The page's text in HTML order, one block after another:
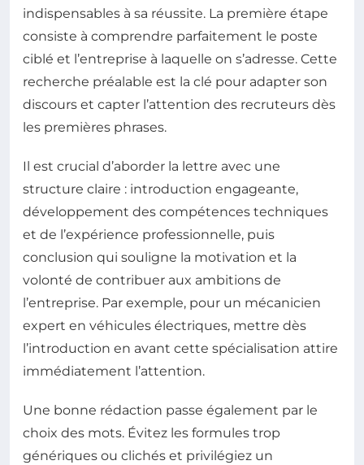
indispensables à sa réussite. La première étape
consiste à comprendre parfaitement le poste
ciblé et l’entreprise à laquelle on s’adresse. Cette
recherche préalable est la clé pour adapter son
discours et capter l’attention des recruteurs dès
les premières phrases.
Il est crucial d’aborder la lettre avec une
structure claire : introduction engageante,
développement des compétences techniques
et de l’expérience professionnelle, puis
conclusion qui souligne la motivation et la
volonté de contribuer aux ambitions de
l’entreprise. Par exemple, pour un mécanicien
expert en véhicules électriques, mettre dès
l’introduction en avant cette spécialisation attire
immédiatement l’attention.
Une bonne rédaction passe également par le
choix des mots. Évitez les formules trop
génériques ou clichés et privilégiez un